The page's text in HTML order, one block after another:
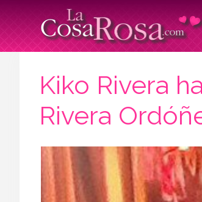
Kiko Rivera
Rivera